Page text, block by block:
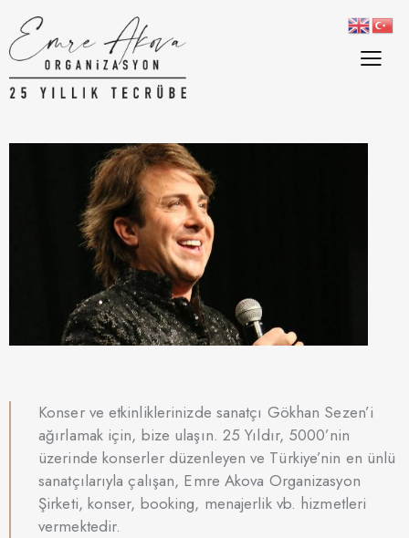
Konser ve etkinliklerinizde sanatçı Gökhan Sezen’i
ağırlamak için, bize ulaşın. 25 Yıldır, 5000’nin
üzerinde konserler düzenleyen ve Türkiye’nin en ünlü
sanatçılarıyla çalışan, Emre Akova Organizasyon
Şirketi, konser, booking, menajerlik vb. hizmetleri
vermektedir.